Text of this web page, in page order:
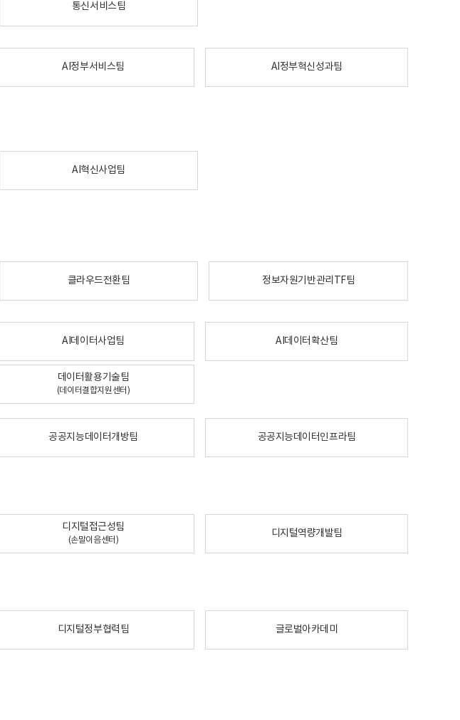
통신서비스팀
AI정부서비스팀 AI정부혁신성과팀
AI혁신사업팀
클라우드전환팀 정보자원기반관리TF팀
AI데이터사업팀 AI데이터확산팀
데이터활용기술팀
(데이터결합지원센터)
공공지능데이터개방팀 공공지능데이터인프라팀
디지털접근성팀
(손말이음센터)
디지털역량개발팀
디지털정부협력팀 글로벌아카데미